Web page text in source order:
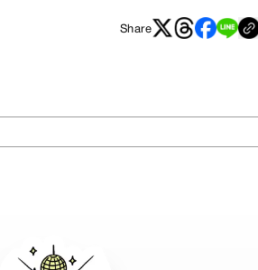
Share